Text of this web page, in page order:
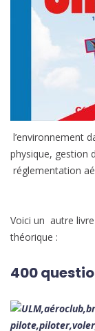
l’environnement
physique,
réglementation
Voici un autre
théorique :
400